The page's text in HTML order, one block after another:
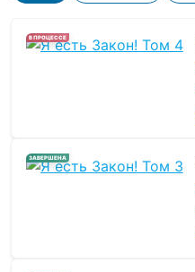
В ПРОЦЕССЕ
ЗАВЕРШЕНА